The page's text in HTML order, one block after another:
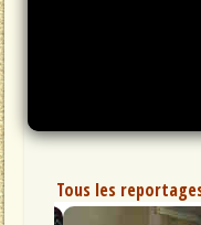
Tous les